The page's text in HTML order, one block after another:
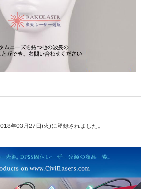
年03月27日(火)に登録されました。